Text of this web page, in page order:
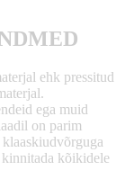
ehk pressitud
ega muid
on parim
kinnitada kõikidele